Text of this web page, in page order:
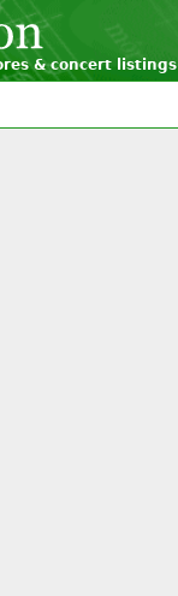
& concert listings